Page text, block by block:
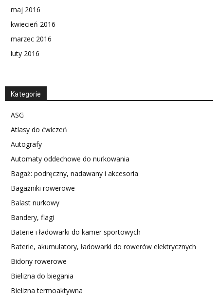
maj 2016
kwiecień 2016
marzec 2016
luty 2016
Kategorie
ASG
Atlasy do ćwiczeń
Autografy
Automaty oddechowe do nurkowania
Bagaż: podręczny, nadawany i akcesoria
Bagażniki rowerowe
Balast nurkowy
Bandery, flagi
Baterie i ładowarki do kamer sportowych
Baterie, akumulatory, ładowarki do rowerów elektrycznych
Bidony rowerowe
Bielizna do biegania
Bielizna termoaktywna